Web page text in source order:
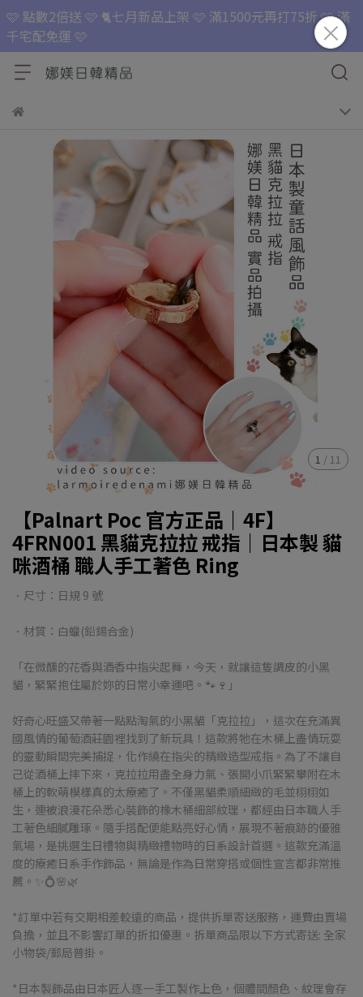
🩷 點數2倍送 🩷 🐈七月新品上架 🩷 滿1500元再打75折 🩷 滿
千宅配免運 🩷
1 / 11
【Palnart Poc 官方正品｜4F】
4FRN001 黑貓克拉拉 戒指｜日本製 貓
咪酒桶 職人手工著色 Ring
．尺寸：日規 9 號
．材質：白蠟(鉛錫合金)
「在微醺的花香與酒香中指尖起舞，今天，就讓這隻調皮的小黑
貓，緊緊抱住屬於妳的日常小幸運吧。🐾🍷」
好奇心旺盛又帶著一點點淘氣的小黑貓「克拉拉」，這次在充滿異
國風情的葡萄酒莊園裡找到了新玩具！這款將牠在木桶上盡情玩耍
的靈動瞬間完美捕捉，化作繞在指尖的精緻造型戒指。為了不讓自
己從酒桶上摔下來，克拉拉用盡全身力氣、張開小爪緊緊攀附在木
桶上的軟萌模樣真的太療癒了。不僅黑貓柔順細緻的毛並栩栩如
生，連被浪漫花朵悉心裝飾的橡木桶細部紋理，都經由日本職人手
工著色細膩雕琢。隨手搭配便能點亮好心情，展現不著痕跡的優雅
氣場，是挑選生日禮物與精緻禮物時的日系設計首選。這款充滿溫
度的療癒日系手作飾品，無論是作為日常穿搭或個性宣言都非常推
薦。✨💍🌸🌿
*訂單中若有交期相差較遠的商品，提供拆單寄送服務，運費由賣場
負擔，並且不影響訂單的折扣優惠。拆單商品限以下方式寄送: 全家
小物袋/郵局普掛。
*日本製飾品由日本匠人逐一手工製作上色，個體間顏色、紋理會存